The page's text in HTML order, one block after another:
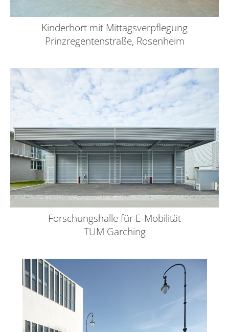
Kinderhort mit Mittagsverpflegung
Prinzregentenstraße, Rosenheim
Forschungshalle für E-Mobilität
TUM Garching